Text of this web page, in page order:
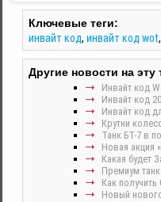
Ключевые теги:
инвайт код, инвайт код wot,
Другие новости на эту
Инвайт код
Инвайт код
Инвайт код
Крутни
Танк БТ-7 в
Новая акция
Какая будет
Премиум
Как
Новый